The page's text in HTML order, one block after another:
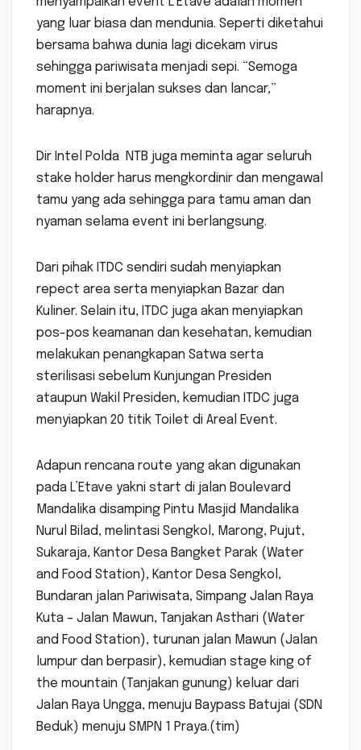
yang luar biasa dan mendunia. Seperti diketahui
bersama bahwa dunia lagi dicekam virus
sehingga pariwisata menjadi sepi. “Semoga
moment ini berjalan sukses dan lancar,”
harapnya.
Dir Intel Polda NTB juga meminta agar seluruh
stake holder harus mengkordinir dan mengawal
tamu yang ada sehingga para tamu aman dan
nyaman selama event ini berlangsung.
Dari pihak ITDC sendiri sudah menyiapkan
repect area serta menyiapkan Bazar dan
Kuliner. Selain itu, ITDC juga akan menyiapkan
pos-pos keamanan dan kesehatan, kemudian
melakukan penangkapan Satwa serta
sterilisasi sebelum Kunjungan Presiden
ataupun Wakil Presiden, kemudian ITDC juga
menyiapkan 20 titik Toilet di Areal Event.
Adapun rencana route yang akan digunakan
pada L’Etave yakni start di jalan Boulevard
Mandalika disamping Pintu Masjid Mandalika
Nurul Bilad, melintasi Sengkol, Marong, Pujut,
Sukaraja, Kantor Desa Bangket Parak (Water
and Food Station), Kantor Desa Sengkol,
Bundaran jalan Pariwisata, Simpang Jalan Raya
Kuta – Jalan Mawun, Tanjakan Asthari (Water
and Food Station), turunan jalan Mawun (Jalan
lumpur dan berpasir), kemudian stage king of
the mountain (Tanjakan gunung) keluar dari
Jalan Raya Ungga, menuju Baypass Batujai (SDN
Beduk) menuju SMPN 1 Praya.(tim)